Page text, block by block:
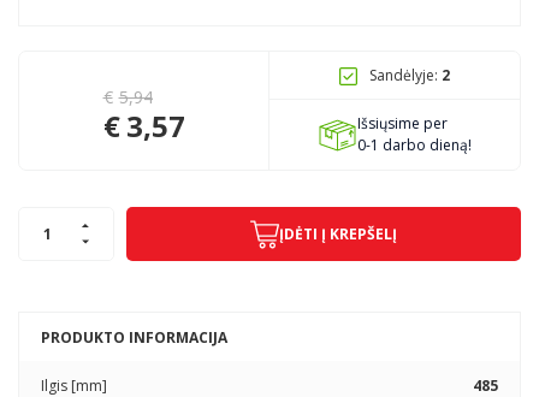
PRODUKTO INFORMACIJA
Ilgis [mm] 485
€ 5,94
€3,57
Sandėlyje: 2
Išsiųsime per
0-1 darbo dieną!
ĮDĖTI Į KREPŠELĮ